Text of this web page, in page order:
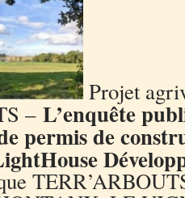
Projet
– L’enquête
permis de